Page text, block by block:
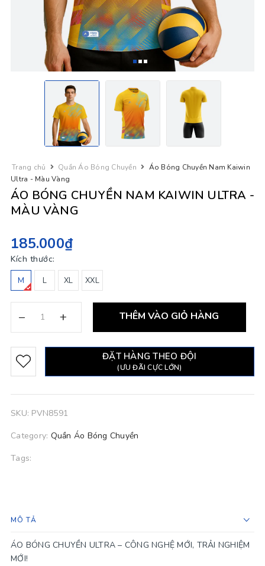
Trang chủ Quần Áo Bóng Chuyền
Áo Bóng Chuyền Nam Kaiwin
Ultra - Màu Vàng
ÁO BÓNG CHUYỀN NAM KAIWIN ULTRA -
MÀU VÀNG
185.000₫
Kích thước:
M L XL XXL
– + THÊM VÀO GIỎ HÀNG
ĐẶT HÀNG THEO ĐỘI
(ƯU ĐÃI CỰC LỚN)
SKU: PVN8591
Category: Quần Áo Bóng Chuyền
Tags:
MÔ TẢ
ÁO BÓNG CHUYỀN ULTRA – CÔNG NGHỆ MỚI, TRẢI NGHIỆM
MỚI!